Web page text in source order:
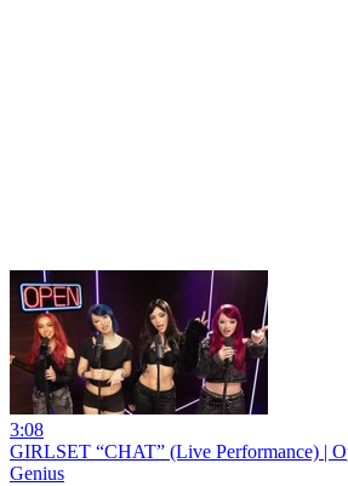
3:08
GIRLSET “CHAT” (Live Performance) |
Genius